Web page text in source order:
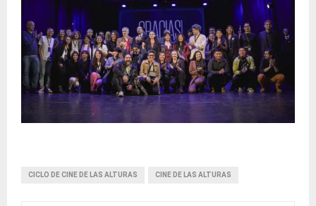
CICLO DE CINE DE LAS ALTURAS CINE DE LAS ALTURAS